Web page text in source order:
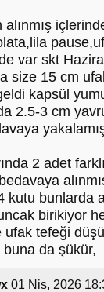
var skt
size 15 cm
kapsül
2.5-3 cm
2 adet
kutu bunlarda
birikiyor
ufak tefeği
buna da şükür,
01 Nis, 2026